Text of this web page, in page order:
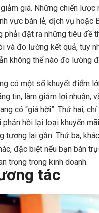
giá. Những chiến
vực bán lẻ, dịch vụ hoặc
phải đặt ra những tiêu đề
và đo lường kết quả, tuy
không thể nào đo lường
có một số khuyết điểm
tin, làm giảm lợi nhuận,
có “giá hời”. Thứ hai,
hồi lại loại khuyến
tương lai gần. Thứ ba,
đặc biệt nếu bạn bán
trọng trong kinh doanh.
tác